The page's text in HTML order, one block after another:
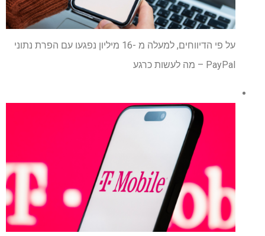
על פי הדיווחים, למעלה מ -16 מיליון נפגעו עם הפרת נתוני
PayPal – מה לעשות כרגע